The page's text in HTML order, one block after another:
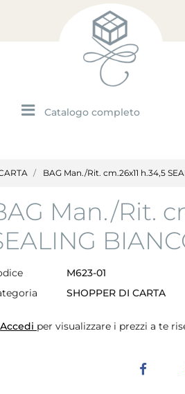
Open menu
BAG Man./Rit. cm.26x11 h.34,5
Man./Rit.
M623-01
SHOPPER DI CARTA
Accedi per visualizzare i prezzi a te